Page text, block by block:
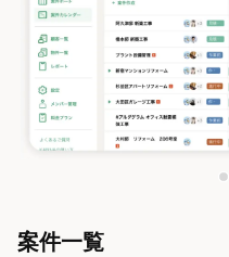
案件一覧